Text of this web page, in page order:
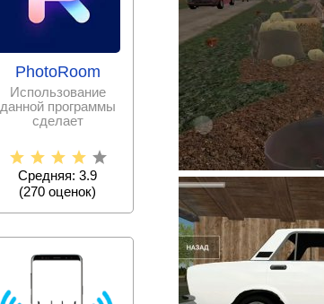
PhotoRoom
Использование
данной программы
сделает
фотографий
простым и
Средняя: 3.9
(270 оценок)